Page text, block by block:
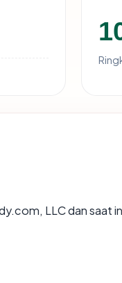
LLC dan saat